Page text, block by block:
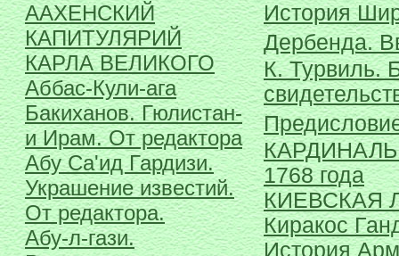
ААХЕНСКИЙ
КАПИТУЛЯРИЙ
КАРЛА ВЕЛИКОГО
Аббас-Кули-ага
Бакиханов. Гюлистан-
и Ирам. От редактора
Абу Са'ид Гардизи.
Украшение известий.
От редактора.
Абу-л-гази.
История
Дербенда.
К. Турвиль.
1768 года
КИЕВСКАЯ
Киракос
История